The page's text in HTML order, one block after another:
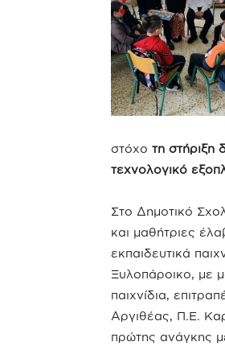
στόχο τη
τεχνολογικό
Στο Δημοτικό
και μαθήτριες
εκπαιδευτικά
Ξυλοπάροικο, με
παιχνίδια,
Αργιθέας, Π.Ε.
πρώτης ανάγκης